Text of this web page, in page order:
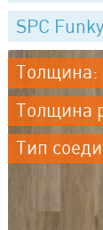
SPC
Толщина:
Толщина
Тип